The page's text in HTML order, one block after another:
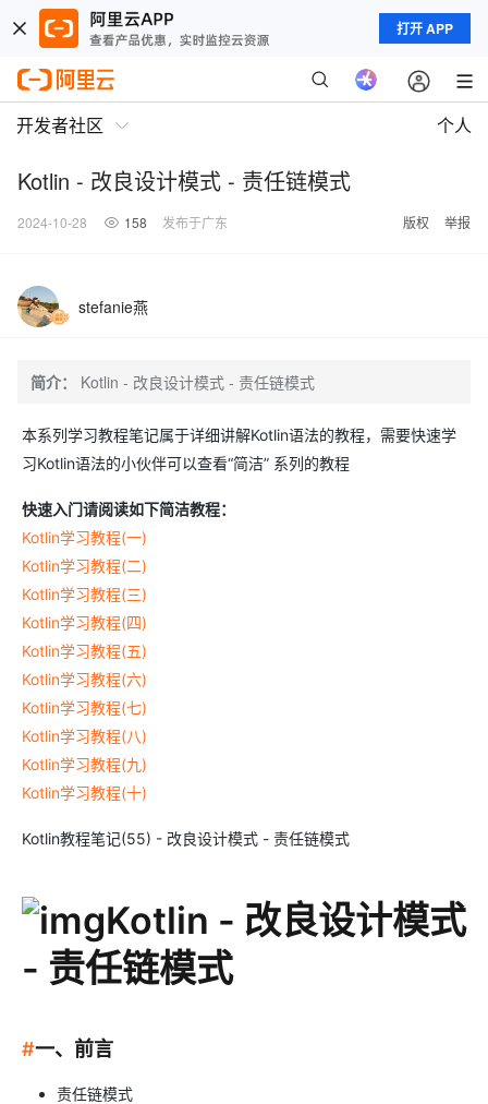
打开 APP
开发者社区 个人
Kotlin - 改良设计模式 - 责任链模式
2024-10-28 158 发布于广东 版权 举报
stefanie燕
简介： Kotlin - 改良设计模式 - 责任链模式
本系列学习教程笔记属于详细讲解Kotlin语法的教程，需要快速学
习Kotlin语法的小伙伴可以查看“简洁” 系列的教程
快速入门请阅读如下简洁教程：
Kotlin学习教程(一)
Kotlin学习教程(二)
Kotlin学习教程(三)
Kotlin学习教程(四)
Kotlin学习教程(五)
Kotlin学习教程(六)
Kotlin学习教程(七)
Kotlin学习教程(八)
Kotlin学习教程(九)
Kotlin学习教程(十)
Kotlin教程笔记(55) - 改良设计模式 - 责任链模式
Kotlin - 改良设计模式
- 责任链模式
#一、前言
责任链模式